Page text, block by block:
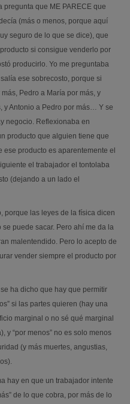
pregunta que ME PARECE que
(más o menos, porque aquí
seguro de lo que se dice), que
si consigue venderlo por
producirlo. Yo me preguntaba
ese sobrecosto, porque si
Pedro a María por más, y
y Antonio a Pedro por más… Y se
negocio. Reflexionaba en
producto que alguien tiene que
ese producto es aparentemente el
el trabajador el tontolaba
(dejando a un lado el
porque las leyes de la física dicen
puede sacar. Pero ahí me da la
malentendido. Pero lo acepto de
vender siempre el producto por
ha dicho que hay que permitir
si las partes quieren (hay una
marginal o no sé qué marginal
y “por menos” no es solo menos
(y más muertes, angustias,
hay en que un trabajador intente
de lo que cobra, por más de lo